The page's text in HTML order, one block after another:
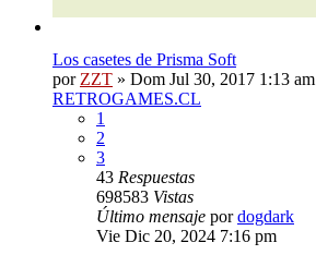
Los casetes de Prisma Soft
por ZZT » Dom Jul 30, 2017 1:13 am
RETROGAMES.CL
1
2
3
43 Respuestas
698583 Vistas
Último mensaje pordogdark
Vie Dic 20, 2024 7:16 pm